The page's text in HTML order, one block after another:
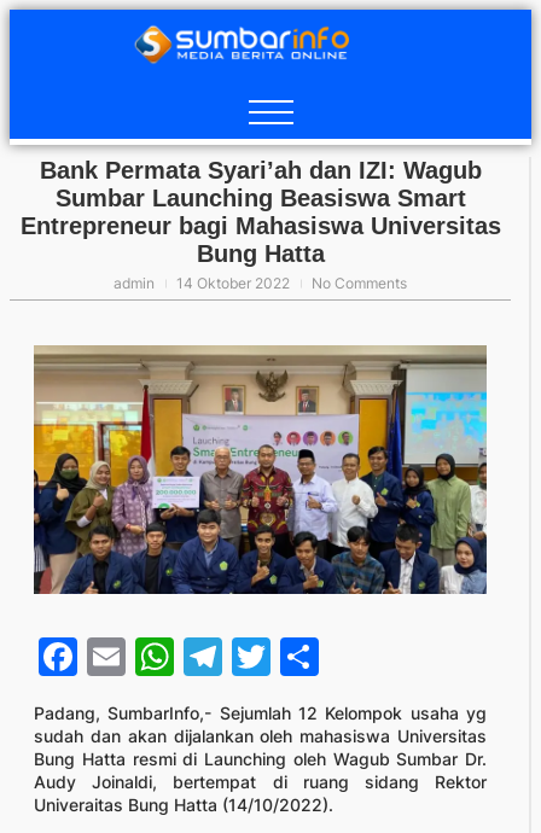
Bank Permata Syari’ah dan IZI: Wagub
Sumbar Launching Beasiswa Smart
Entrepreneur bagi Mahasiswa Universitas
Bung Hatta
admin 14 Oktober 2022 No Comments
Facebook
EmailWhatsApp
Telegram
Twitter
Padang, SumbarInfo,- Sejumlah 12 Kelompok usaha yg
sudah dan akan dijalankan oleh mahasiswa Universitas
Bung Hatta resmi di Launching oleh Wagub Sumbar Dr.
Audy Joinaldi, bertempat di ruang sidang Rektor
Univeraitas Bung Hatta (14/10/2022).